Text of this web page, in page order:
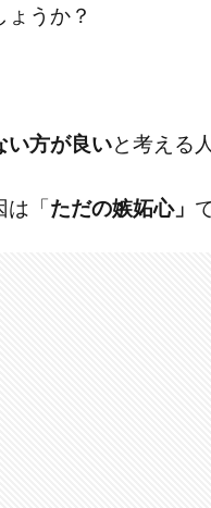
うか？
い方が良いと考える
は「ただの嫉妬心」